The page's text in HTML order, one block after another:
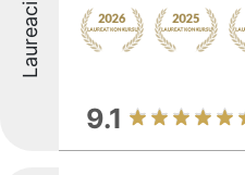
Laureaci
9.1